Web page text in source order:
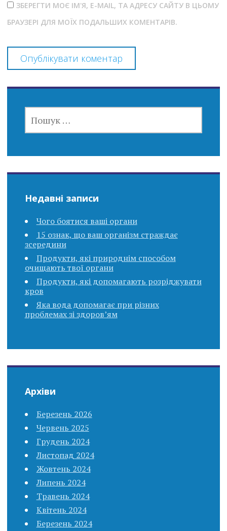
ЗБЕРЕГТИ МОЄ ІМ'Я, E-MAIL, ТА АДРЕСУ САЙТУ В ЦЬОМУ
БРАУЗЕРІ ДЛЯ МОЇХ ПОДАЛЬШИХ КОМЕНТАРІВ.
Недавні записи
Чого боятися ваші органи
15 ознак, що ваш організм страждає
зсередини
Продукти, які природнім способом
очищають твої органи
Продукти, які допомагають розріджувати
кров
Яка вода допомагає при різних
проблемах зі здоров’ям
Архіви
Березень 2026
Червень 2025
Грудень 2024
Листопад 2024
Жовтень 2024
Липень 2024
Травень 2024
Квітень 2024
Березень 2024